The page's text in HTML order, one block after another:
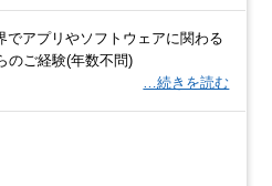
でアプリやソフトウェアに関わる
のご経験(年数不問)
…続きを読む